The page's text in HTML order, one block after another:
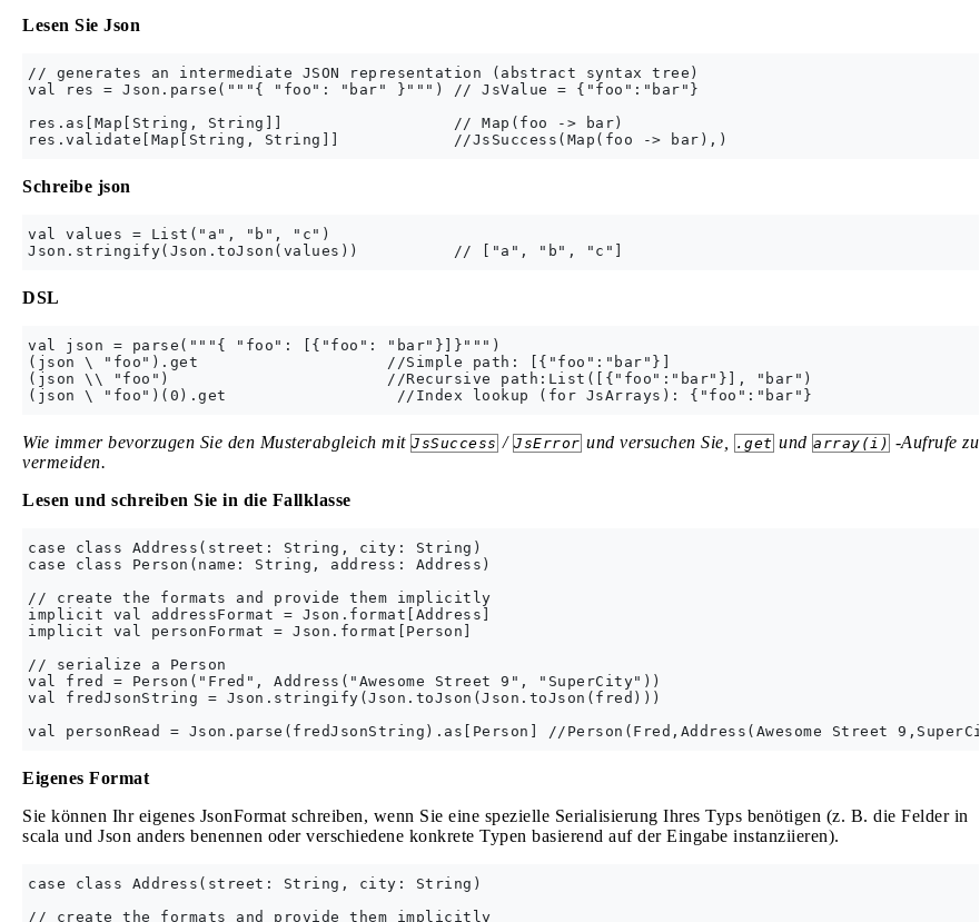
Lesen Sie Json
// generates an intermediate JSON representation (abstract syntax tree)
val res = Json.parse("""{ "foo": "bar" }""") // JsValue = {"foo":"bar"}
res.as[Map[String, String]]                  // Map(foo -> bar)
Schreibe json
val values = List("a", "b", "c")
DSL
val json = parse("""{ "foo": [{"foo": "bar"}]}""")
(json \ "foo").get                    //Simple path: [{"foo":"bar"}]
(json \\ "foo")                       //Recursive path:List([{"foo":"bar"}], "bar")
Wie immer bevorzugen Sie den Musterabgleich mit JsSuccess / JsError und versuchen Sie, .get und array(i) -Aufrufe zu
vermeiden.
Lesen und schreiben Sie in die Fallklasse
case class Address(street: String, city: String)
case class Person(name: String, address: Address)
// create the formats and provide them implicitly
implicit val addressFormat = Json.format[Address]
implicit val personFormat = Json.format[Person]
// serialize a Person
val fred = Person("Fred", Address("Awesome Street 9", "SuperCity"))
val fredJsonString = Json.stringify(Json.toJson(Json.toJson(fred)))
Eigenes Format
Sie können Ihr eigenes JsonFormat schreiben, wenn Sie eine spezielle Serialisierung Ihres Typs benötigen (z. B. die Felder in
scala und Json anders benennen oder verschiedene konkrete Typen basierend auf der Eingabe instanziieren).
case class Address(street: String, city: String)
// create the formats and provide them implicitly